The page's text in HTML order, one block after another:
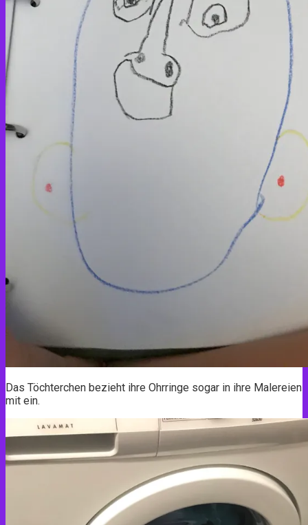
Das Töchterchen bezieht ihre Ohrringe sogar in ihre Malereien
mit ein.